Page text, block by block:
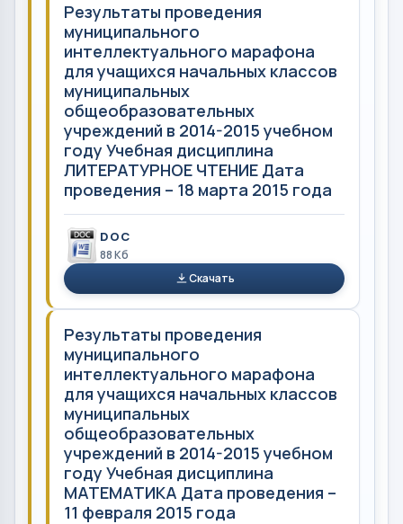
Результаты проведения
муниципального
интеллектуального марафона
для учащихся начальных классов
муниципальных
общеобразовательных
учреждений в 2014-2015 учебном
году Учебная дисциплина
ЛИТЕРАТУРНОЕ ЧТЕНИЕ Дата
проведения – 18 марта 2015 года
DOC
88 Кб
Скачать
Результаты проведения
муниципального
интеллектуального марафона
для учащихся начальных классов
муниципальных
общеобразовательных
учреждений в 2014-2015 учебном
году Учебная дисциплина
МАТЕМАТИКА Дата проведения –
11 февраля 2015 года